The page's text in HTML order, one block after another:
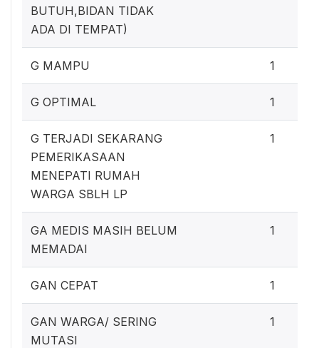
BUTUH,BIDAN TIDAK
ADA DI TEMPAT)
G MAMPU 1
G OPTIMAL 1
G TERJADI SEKARANG
PEMERIKASAAN
MENEPATI RUMAH
WARGA SBLH LP
1
GA MEDIS MASIH BELUM
MEMADAI
1
GAN CEPAT 1
GAN WARGA/ SERING
MUTASI
1